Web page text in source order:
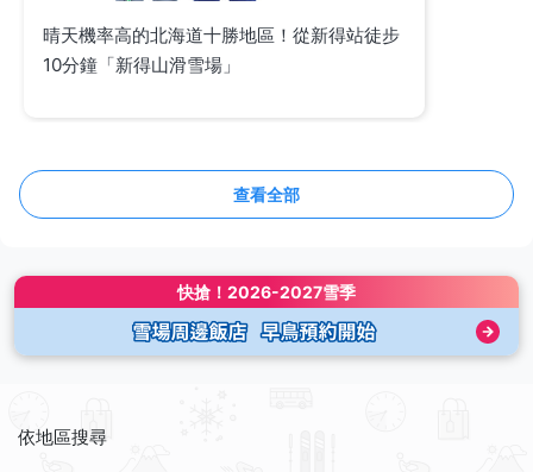
晴天機率高的北海道十勝地區！從新得站徒步
10分鐘「新得山滑雪場」
查看全部
快搶！ 2026-2027雪季
依地區搜尋